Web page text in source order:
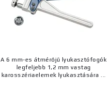
A 6 mm-es átmérőjű lyukasztófogók
legfeljebb 1,2 mm vastag
karosszériaelemek lyukasztására ...